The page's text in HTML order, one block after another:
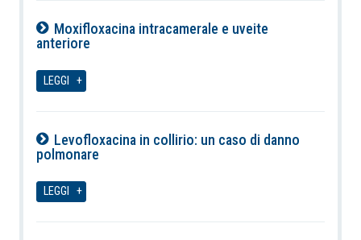
Moxifloxacina intracamerale e uveite
anteriore
LEGGI
Levofloxacina in collirio: un caso di danno
polmonare
LEGGI